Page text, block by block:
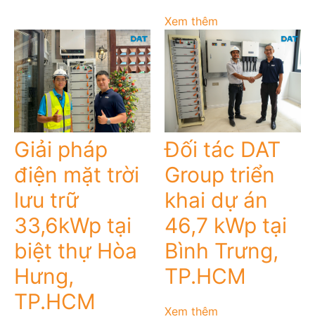
Xem thêm
Giải pháp
điện mặt trời
lưu trữ
33,6kWp tại
biệt thự Hòa
Hưng,
TP.HCM
Đối tác DAT
Group triển
khai dự án
46,7 kWp tại
Bình Trưng,
TP.HCM
Xem thêm